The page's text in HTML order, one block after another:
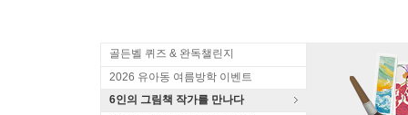
골든벨 퀴즈 & 완독챌린지
2026 유아동 여름방학 이벤트
6인의 그림책 작가를 만나다